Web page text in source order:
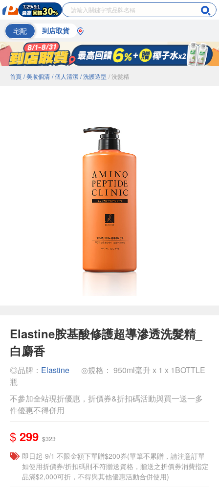
宅配 到店取貨
首頁 / 美妝個清 / 個人清潔 / 洗護造型 / 洗髮精
Elastine胺基酸修護超導滲透洗髮精_
白麝香
◎品牌： Elastine
◎規格： 950ml毫升 x 1 x 1BOTTLE
瓶
不參加全站現折優惠，折價券&折扣碼活動與買一送一多
件優惠不得併用
$ 299 $323
即日起-9/1 不限金額下單贈$200券(單筆不累贈，請注意訂單
如使用折價券/折扣碼則不符贈送資格，贈送之折價券消費指定
品滿$2,000可折，不得與其他優惠活動合併使用)